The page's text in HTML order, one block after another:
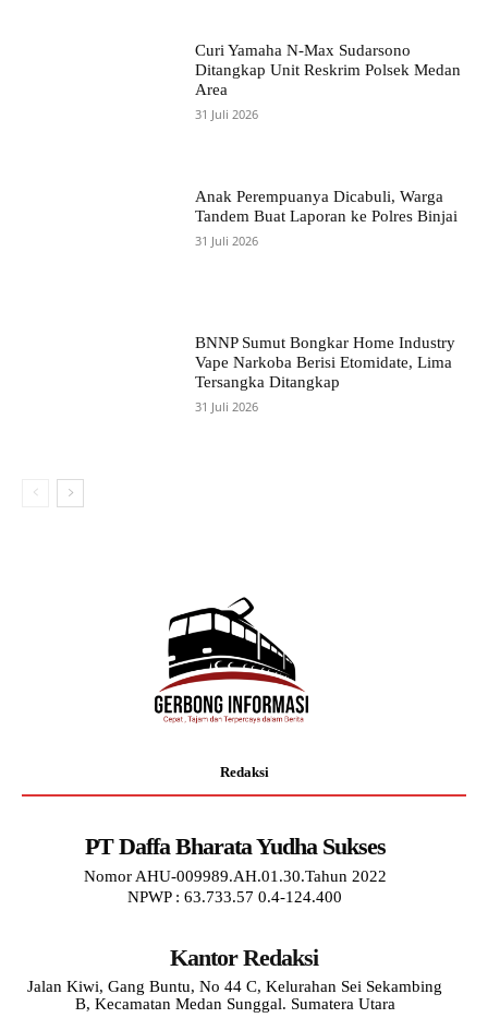
Curi Yamaha N-Max Sudarsono
Ditangkap Unit Reskrim Polsek Medan
Area
31 Juli 2026
Anak Perempuanya Dicabuli, Warga
Tandem Buat Laporan ke Polres Binjai
31 Juli 2026
BNNP Sumut Bongkar Home Industry
Vape Narkoba Berisi Etomidate, Lima
Tersangka Ditangkap
31 Juli 2026
Redaksi
PT Daffa Bharata Yudha Sukses
Nomor AHU-009989.AH.01.30.Tahun 2022
NPWP : 63.733.57 0.4-124.400
Kantor Redaksi
Jalan Kiwi, Gang Buntu, No 44 C, Kelurahan Sei Sekambing
B, Kecamatan Medan Sunggal. Sumatera Utara